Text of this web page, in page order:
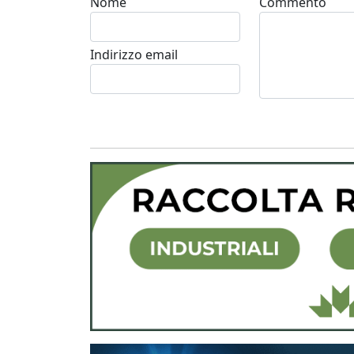
Indirizzo email